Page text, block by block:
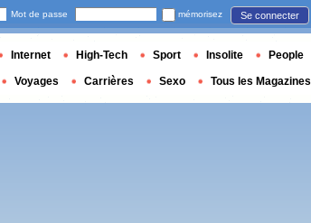
Mot de passe mémorisez Se connecter
Internet High-Tech Sport Insolite People
Voyages Carrières Sexo Tous les Magazines